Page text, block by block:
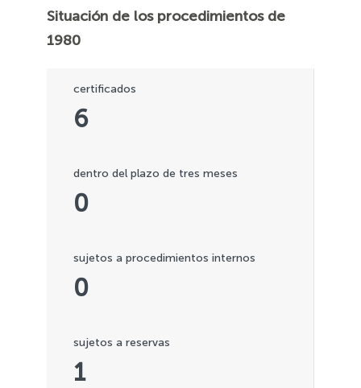
Situación de los procedimientos de
1980
6
certificados
0
dentro del plazo de tres meses
0
sujetos a procedimientos internos
1
sujetos a reservas